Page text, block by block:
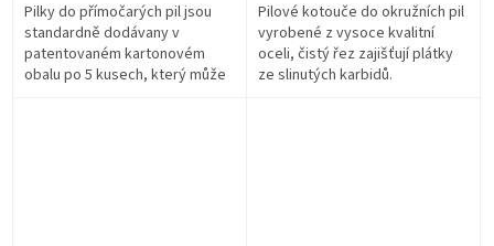
Pilky do přímočarých pil jsou
standardně dodávany v
patentovaném kartonovém
obalu po 5 kusech, který může
Pilové kotouče do okružních pil
vyrobené z vysoce kvalitní
oceli, čistý řez zajišťují plátky
ze slinutých karbidů.